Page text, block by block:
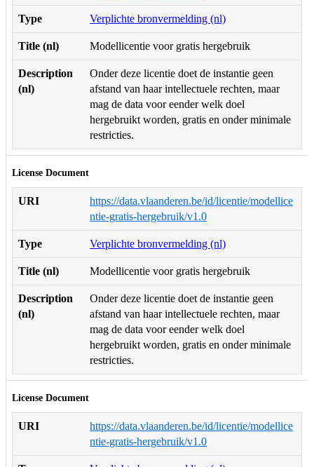
Type Verplichte bronvermelding (nl)
Title (nl) Modellicentie voor gratis hergebruik
Description
(nl)
Onder deze licentie doet de instantie geen
afstand van haar intellectuele rechten, maar
mag de data voor eender welk doel
hergebruikt worden, gratis en onder minimale
restricties.
License Document
URI
https://data.vlaanderen.be/id/licentie/modellice
ntie-gratis-hergebruik/v1.0
Type Verplichte bronvermelding (nl)
Title (nl) Modellicentie voor gratis hergebruik
Description
(nl)
Onder deze licentie doet de instantie geen
afstand van haar intellectuele rechten, maar
mag de data voor eender welk doel
hergebruikt worden, gratis en onder minimale
restricties.
License Document
URI
https://data.vlaanderen.be/id/licentie/modellice
ntie-gratis-hergebruik/v1.0